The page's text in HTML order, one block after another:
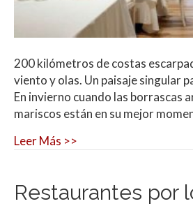
200 kilómetros de costas
viento y olas. Un paisaje singular
En invierno cuando las borrascas
mariscos están en su mejor
Leer Más >>
Restaurantes por